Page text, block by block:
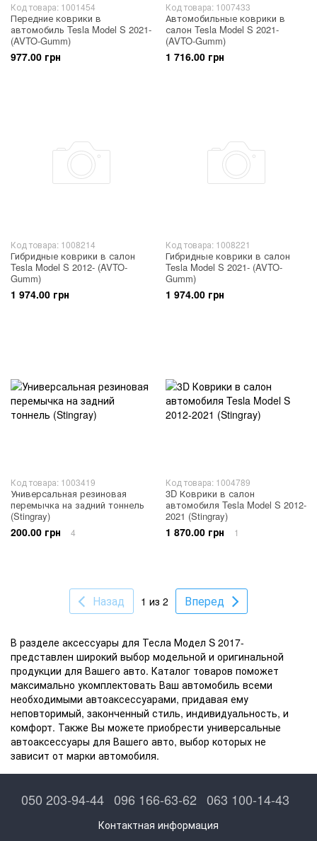
Код товара: 1001454
Передние коврики в
автомобиль Tesla Model S 2021-
(AVTO-Gumm)
977.00 грн
Код товара: 1007433
Автомобильные коврики в
салон Tesla Model S 2021-
(AVTO-Gumm)
1 716.00 грн
Код товара: 1008214
Гибридные коврики в салон
Tesla Model S 2012- (AVTO-
Gumm)
1 974.00 грн
Код товара: 1008221
Гибридные коврики в салон
Tesla Model S 2021- (AVTO-
Gumm)
1 974.00 грн
Код товара: 1003419
Универсальная резиновая
перемычка на задний тоннель
(Stingray)
200.00 грн 4
Код товара: 1004789
3D Коврики в салон
автомобиля Tesla Model S 2012-
2021 (Stingray)
1 870.00 грн 1
Назад 1 из 2 Вперед
В разделе аксессуары для Тесла Модел S 2017-
представлен широкий выбор модельной и оригинальной
продукции для Вашего авто. Каталог товаров поможет
максимально укомплектовать Ваш автомобиль всеми
необходимыми автоаксессуарами, придавая ему
неповторимый, законченный стиль, индивидуальность, и
комфорт. Также Вы можете приобрести универсальные
автоаксессуары для Вашего авто, выбор которых не
зависит от марки автомобиля.
050 203-94-44 096 166-63-62 063 100-14-43
Контактная информация